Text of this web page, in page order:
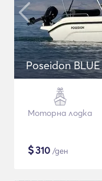
Poseidon BLUE
Моторна лодка
$310 /ден